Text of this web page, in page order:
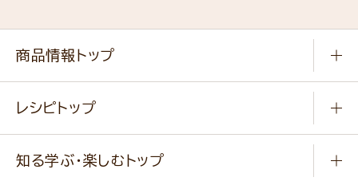
商品情報トップ
健康食品・他
レシピトップ
知る学ぶ・楽しむトップ